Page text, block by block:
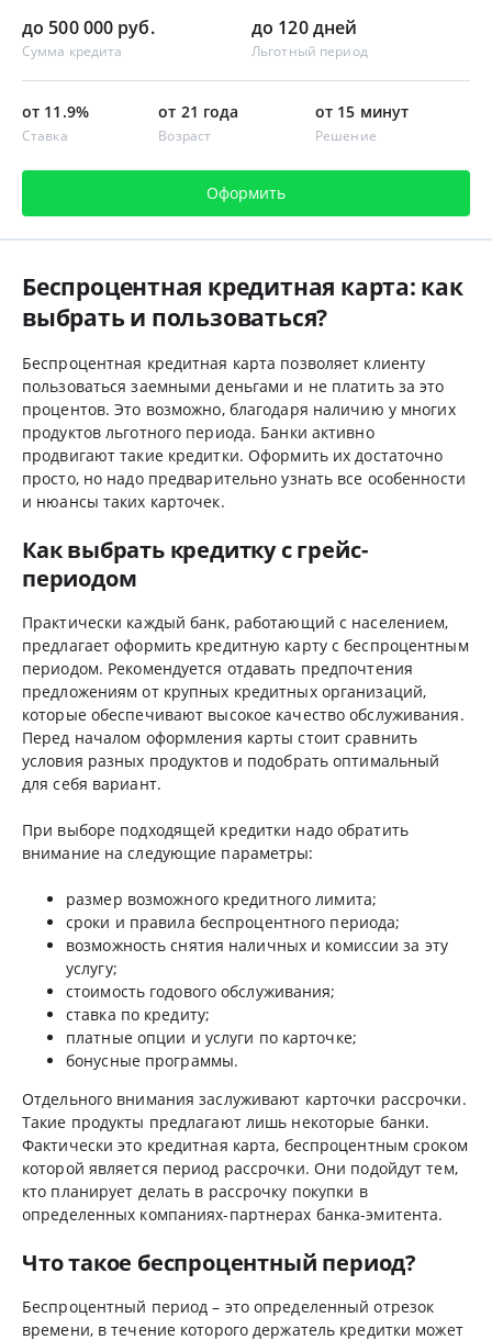
до 500 000 руб.
Сумма кредита
до 120 дней
Льготный период
от 11.9%
Ставка
от 21 года
Возраст
от 15 минут
Решение
Оформить
Беспроцентная кредитная карта: как
выбрать и пользоваться?
Беспроцентная кредитная карта позволяет клиенту
пользоваться заемными деньгами и не платить за это
процентов. Это возможно, благодаря наличию у многих
продуктов льготного периода. Банки активно
продвигают такие кредитки. Оформить их достаточно
просто, но надо предварительно узнать все особенности
и нюансы таких карточек.
Как выбрать кредитку с грейс-
периодом
Практически каждый банк, работающий с населением,
предлагает оформить кредитную карту с беспроцентным
периодом. Рекомендуется отдавать предпочтения
предложениям от крупных кредитных организаций,
которые обеспечивают высокое качество обслуживания.
Перед началом оформления карты стоит сравнить
условия разных продуктов и подобрать оптимальный
для себя вариант.
При выборе подходящей кредитки надо обратить
внимание на следующие параметры:
размер возможного кредитного лимита;
сроки и правила беспроцентного периода;
возможность снятия наличных и комиссии за эту
услугу;
стоимость годового обслуживания;
ставка по кредиту;
платные опции и услуги по карточке;
бонусные программы.
Отдельного внимания заслуживают карточки рассрочки.
Такие продукты предлагают лишь некоторые банки.
Фактически это кредитная карта, беспроцентным сроком
которой является период рассрочки. Они подойдут тем,
кто планирует делать в рассрочку покупки в
определенных компаниях-партнерах банка-эмитента.
Что такое беспроцентный период?
Беспроцентный период – это определенный отрезок
времени, в течение которого держатель кредитки может